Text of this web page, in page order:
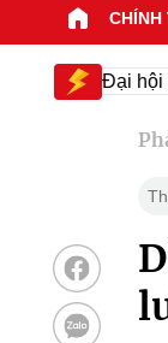
CHÍNH
Đại hội XIV